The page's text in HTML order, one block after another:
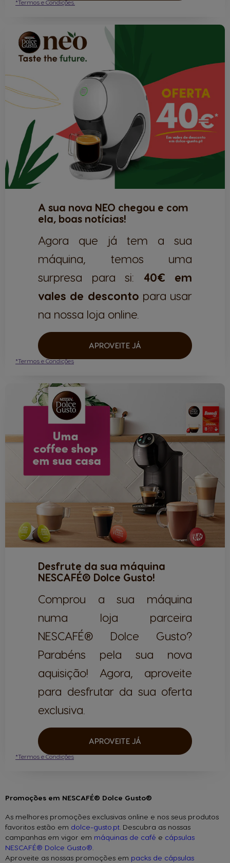
*Termos e Condições.
A sua nova NEO chegou e com
ela, boas notícias!
Agora que já tem a sua
máquina, temos uma
surpresa para si: 40€ em
vales de desconto para usar
na nossa loja online.
APROVEITE JÁ
*Termos e Condições
Desfrute da sua máquina
NESCAFÉ® Dolce Gusto!
Comprou a sua máquina
numa loja parceira
NESCAFÉ® Dolce Gusto?
Parabéns pela sua nova
aquisição! Agora, aproveite
para desfrutar da sua oferta
exclusiva.
APROVEITE JÁ
*Termos e Condições
Promoções em NESCAFÉ® Dolce Gusto®
As melhores promoções exclusivas online e nos seus produtos
favoritos estão em dolce-gusto.pt . Descubra as nossas
campanhas em vigor em máquinas de café e cápsulas
NESCAFÉ® Dolce Gusto®
Aproveite as nossas promoções em packs de cápsulas